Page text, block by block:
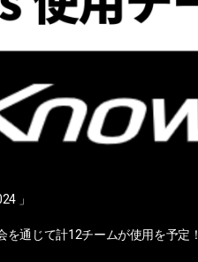
」
を通じて計12チームが使用を予定